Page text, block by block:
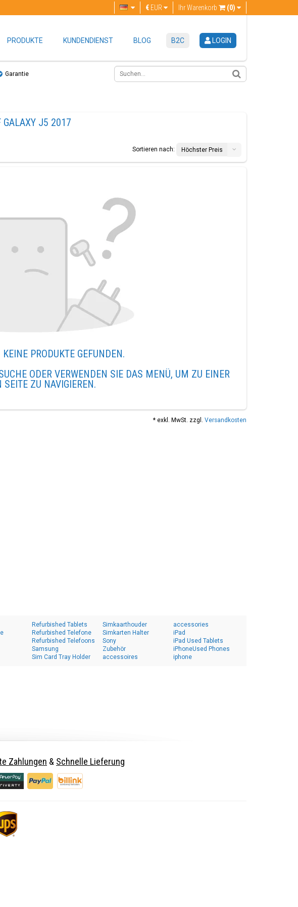
Ihr Warenkorb (0)
€ EUR
PRODUKTE KUNDENDIENST BLOG B2C LOGIN
Garantie
GALAXY J5 2017
Sortieren nach:
Höchster Preis
PRODUKTE GEFUNDEN.
ODER VERWENDEN SIE DAS MENÜ, UM ZU EINER
SEITE ZU NAVIGIEREN.
* exkl. MwSt. zzgl. Versandkosten
Refurbished Tablets
Refurbished Telefone
Refurbished Telefoons
Samsung
Sim Card Tray Holder
Simkaarthouder
Simkarten Halter
Sony
Zubehör
accessoires
accessories
iPad
iPad Used Tablets
iPhoneUsed Phones
iphone
Zahlungen & Schnelle Lieferung